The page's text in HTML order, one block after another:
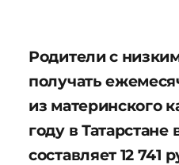
Родители с
получать
из материнского
году в
составляет 12 741